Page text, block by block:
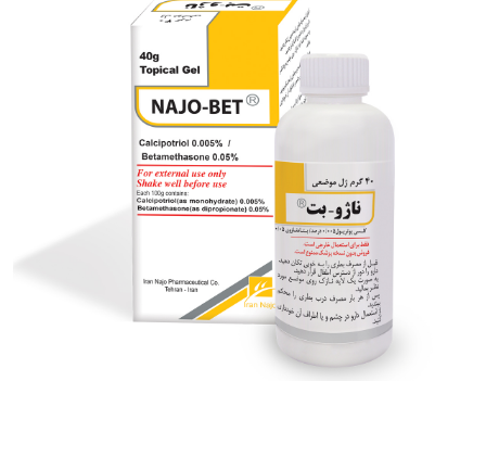
کرم موضعی کورتی مولد® (کلوتریمازول / هیدروکورتیزون)
بزرگنمایی توضیحات بیشتر